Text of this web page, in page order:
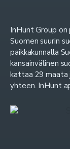
InHunt Group
Suomen suurin
paikkakunnalla
kansainvälinen
kattaa 29 maata
yhteen. InHunt